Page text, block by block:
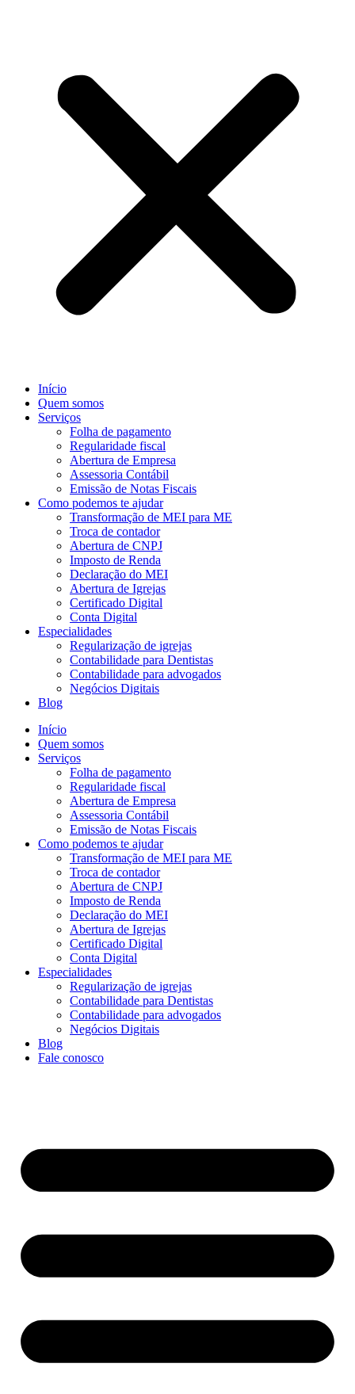
Início
Quem somos
Serviços
Folha de pagamento
Regularidade fiscal
Abertura de Empresa
Assessoria Contábil
Emissão de Notas Fiscais
Como podemos te ajudar
Transformação de MEI para ME
Troca de contador
Abertura de CNPJ
Imposto de Renda
Declaração do MEI
Abertura de Igrejas
Certificado Digital
Conta Digital
Especialidades
Regularização de igrejas
Contabilidade para Dentistas
Contabilidade para advogados
Negócios Digitais
Blog
Início
Quem somos
Serviços
Folha de pagamento
Regularidade fiscal
Abertura de Empresa
Assessoria Contábil
Emissão de Notas Fiscais
Como podemos te ajudar
Transformação de MEI para ME
Troca de contador
Abertura de CNPJ
Imposto de Renda
Declaração do MEI
Abertura de Igrejas
Certificado Digital
Conta Digital
Especialidades
Regularização de igrejas
Contabilidade para Dentistas
Contabilidade para advogados
Negócios Digitais
Blog
Fale conosco